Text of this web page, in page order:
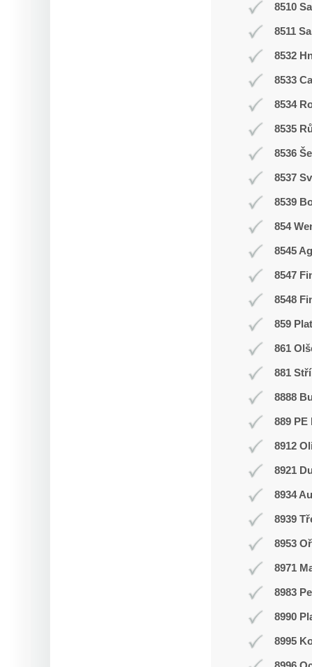
8510
8511
8532
8533
8534
8535
8536
8537
8539
854
8545
8547
8548
859
861
881
8888
889 PE
8912
8921
8934
8939
8953
8971
8983
8990
8995